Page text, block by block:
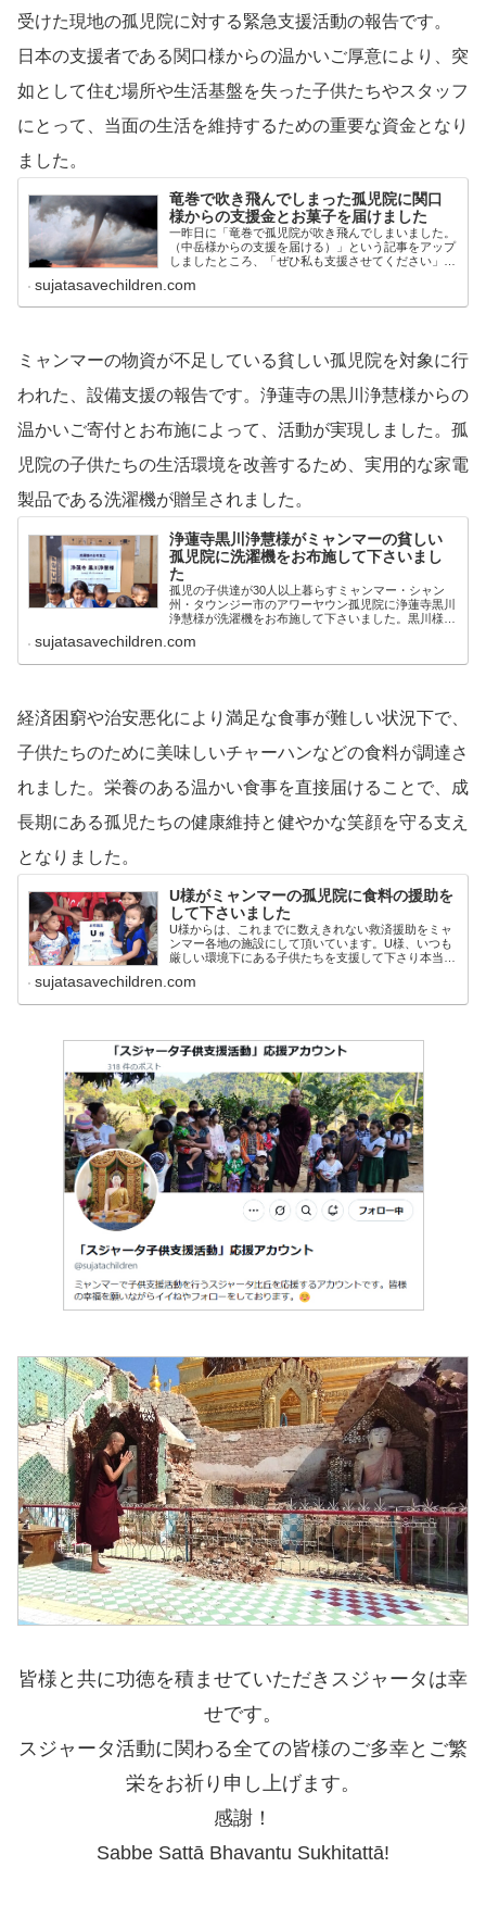
受けた現地の孤児院に対する緊急支援活動の報告です。
日本の支援者である関口様からの温かいご厚意により、突
如として住む場所や生活基盤を失った子供たちやスタッフ
にとって、当面の生活を維持するための重要な資金となり
ました。
竜巻で吹き飛んでしまった孤児院に関口
様からの支援金とお菓子を届けました
一昨日に「竜巻で孤児院が吹き飛んでしまいました。
（中岳様からの支援を届ける）」という記事をアップ
しましたところ、「ぜひ私も支援させてください」い
援金をも送ってくださいました。
sujatasavechildren.com
ミャンマーの物資が不足している貧しい孤児院を対象に行
われた、設備支援の報告です。浄蓮寺の黒川浄慧様からの
温かいご寄付とお布施によって、活動が実現しました。孤
児院の子供たちの生活環境を改善するため、実用的な家電
製品である洗濯機が贈呈されました。
浄蓮寺黒川浄慧様がミャンマーの貧しい
孤児院に洗濯機をお布施して下さいまし
た
孤児の子供達が30人以上暮らすミャンマー・シャン
州・タウンジー市のアワーヤウン孤児院に浄蓮寺黒川
浄慧様が洗濯機をお布施して下さいました。黒川様か
ミャンマー各地の施設にいただいております。すでに
sujatasavechildren.com
経済困窮や治安悪化により満足な食事が難しい状況下で、
子供たちのために美味しいチャーハンなどの食料が調達さ
れました。栄養のある温かい食事を直接届けることで、成
長期にある孤児たちの健康維持と健やかな笑顔を守る支え
となりました。
U様がミャンマーの孤児院に食料の援助を
して下さいました
U様からは、これまでに数えきれない救済援助をミャ
ンマー各地の施設にして頂いています。U様、いつも
厳しい環境下にある子供たちを支援して下さり本当に
sujatasavechildren.com
皆様と共に功徳を積ませていただきスジャータは幸
せです。
スジャータ活動に関わる全ての皆様のご多幸とご繁
栄をお祈り申し上げます。
感謝！
Sabbe Sattā Bhavantu Sukhitattā!